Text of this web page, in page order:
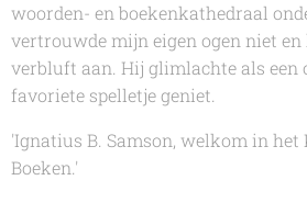
woorden- en boekenkathedraal
vertrouwde mijn eigen ogen niet
verbluft aan. Hij glimlachte als een
favoriete spelletje geniet.
'Ignatius B. Samson, welkom in het
Boeken.'